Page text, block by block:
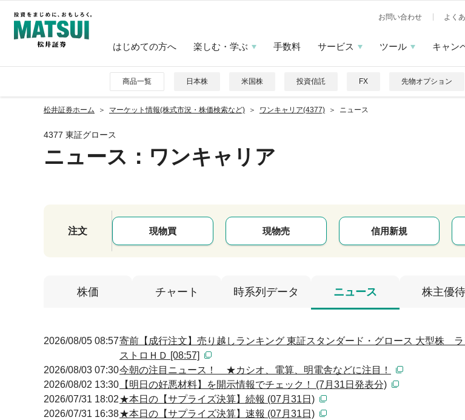
お問い合わせ よく
はじめての方へ 楽しむ・学ぶ 手数料 サービス ツール キャン
商品一覧 日本株 米国株 投資信託 FX 先物オプション
松井証券ホーム マーケット情報(株式市況・株価検索など) ワンキャリア(4377) ニュース
4377 東証グロース
ニュース ：ワンキャリア
注文 現物買 現物売 信用新規
株価 チャート 時系列データ ニュース 株主優待
2026/08/05 08:57寄前【成行注文】売り越しランキング 東証スタンダード・グロース 大型株
ストロＨＤ [08:57]
2026/08/03 07:30今朝の注目ニュース！ ★カシオ、電算、明電舎などに注目！
2026/08/02 13:30 【明日の好悪材料】を開示情報でチェック！ (7月31日発表分)
2026/07/31 18:02★本日の【サプライズ決算】続報 (07月31日)
2026/07/31 16:38★本日の【サプライズ決算】速報 (07月31日)